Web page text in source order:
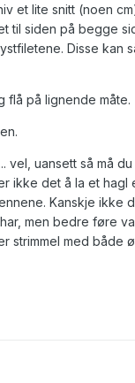
et lite snitt (noen
til siden på begge
Disse kan
flå på lignende måte.
vel, uansett så må
ikke det å la et hagl
Kanskje ikke
men bedre føre
strimmel med både